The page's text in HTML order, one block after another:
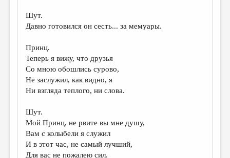
Шут.
Давно готовился он сесть... за мемуары.
Принц.
Теперь я вижу, что друзья
Со мною обошлись сурово,
Не заслужил, как видно, я
Ни взгляда теплого, ни слова.
Шут.
Мой Принц, не рвите вы мне душу,
Вам с колыбели я служил
И в этот час, не самый лучший,
Для вас не пожалею сил.